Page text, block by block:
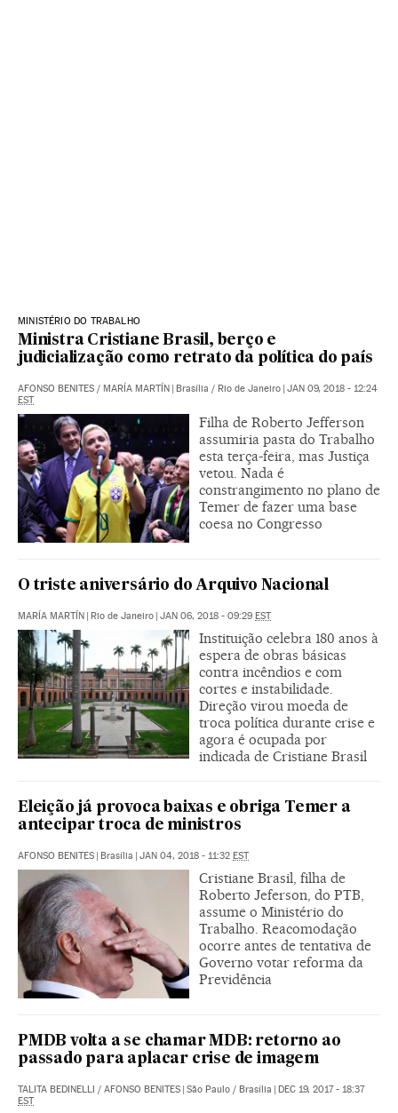
MINISTÉRIO DO TRABALHO
Ministra Cristiane Brasil, berço e
judicialização como retrato da política do país
AFONSO BENITES / MARÍA MARTÍN | Brasília / Rio de Janeiro | JAN 09, 2018 - 12:24
EST
Filha de Roberto Jefferson
assumiria pasta do Trabalho
esta terça-feira, mas Justiça
vetou. Nada é
constrangimento no plano de
Temer de fazer uma base
coesa no Congresso
O triste aniversário do Arquivo Nacional
MARÍA MARTÍN | Rio de Janeiro | JAN 06, 2018 - 09:29 EST
Instituição celebra 180 anos à
espera de obras básicas
contra incêndios e com
cortes e instabilidade.
Direção virou moeda de
troca política durante crise e
agora é ocupada por
indicada de Cristiane Brasil
Eleição já provoca baixas e obriga Temer a
antecipar troca de ministros
AFONSO BENITES | Brasília | JAN 04, 2018 - 11:32 EST
Cristiane Brasil, filha de
Roberto Jeferson, do PTB,
assume o Ministério do
Trabalho. Reacomodação
ocorre antes de tentativa de
Governo votar reforma da
Previdência
PMDB volta a se chamar MDB: retorno ao
passado para aplacar crise de imagem
TALITA BEDINELLI / AFONSO BENITES | São Paulo / Brasília | DEC 19, 2017 - 18:37
EST